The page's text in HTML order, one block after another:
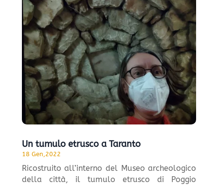
Un tumulo etrusco a Taranto
18 Gen,2022
Ricostruito all’interno del Museo archeologico
della città, il tumulo etrusco di Poggio